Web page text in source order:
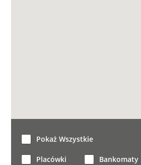
Pokaż Wszystkie
Placówki Bankomaty